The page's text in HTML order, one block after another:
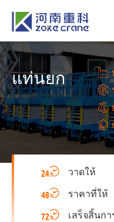
แท่นยก
วาดให้
ราคาที่ให้
เสร็จสิ้นก